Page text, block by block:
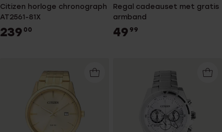
Citizen horloge chronograph
AT2561-81X
239 00
Regal cadeauset met gratis
armband
49 99